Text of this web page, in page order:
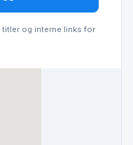
titler og interne links for